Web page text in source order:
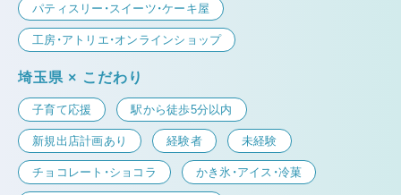
パティスリー・スイーツ・ケーキ屋
工房・アトリエ・オンラインショップ
埼玉県 × こだわり
子育て応援 駅から徒歩5分以内
新規出店計画あり 経験者 未経験
チョコレート・ショコラ かき氷・アイス・冷菓